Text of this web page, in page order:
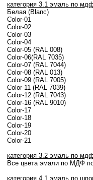
категория 3.1 эмаль по
Белая (Blanc)
Color-01
Color-02
Color-03
Color-04
Color-05 (RAL 008)
Color-06(RAL 7035)
Color-07 (RAL 7044)
Color-08 (RAL 013)
Color-09 (RAL 7005)
Color-11 (RAL 7039)
Color-12 (RAL 7043)
Color-16 (RAL 9010)
Color-17
Color-18
Color-19
Color-20
Color-21
категория 3.2 эмаль по
Все цвета эмали по МДФ
категория 4.1 эмаль по